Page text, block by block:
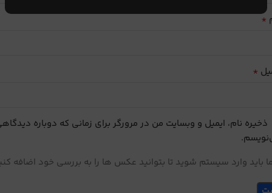
*
*
ذخیره نام، ایمیل و وبسایت من در مرورگر برای زمانی که دوباره
باید وارد سیستم شوید تا بتوانید عکس ها را به بررسی خود اضافه